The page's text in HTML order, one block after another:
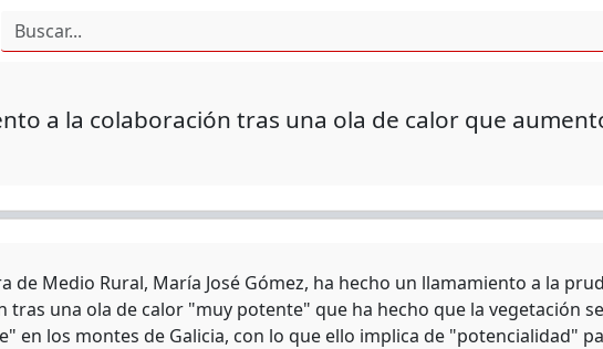
a la colaboración tras una ola de calor que
de Medio Rural, María José Gómez, ha hecho un llamamiento a la
tras una ola de calor "muy potente" que ha hecho que la vegetación
en los montes de Galicia, con lo que ello implica de "potencialidad"